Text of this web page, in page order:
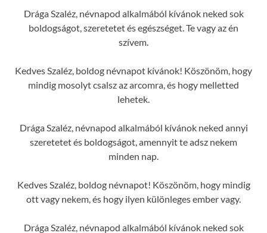
Drága Szaléz, névnapod alkalmából kívánok neked sok
boldogságot, szeretetet és egészséget. Te vagy az én
szívem.
Kedves Szaléz, boldog névnapot kívánok! Köszönöm, hogy
mindig mosolyt csalsz az arcomra, és hogy melletted
lehetek.
Drága Szaléz, névnapod alkalmából kívánok neked annyi
szeretetet és boldogságot, amennyit te adsz nekem
minden nap.
Kedves Szaléz, boldog névnapot! Köszönöm, hogy mindig
ott vagy nekem, és hogy ilyen különleges ember vagy.
Drága Szaléz, névnapod alkalmából kívánok neked sok